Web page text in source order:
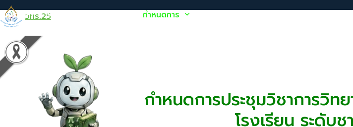
Skip
to
content
วทร.25
หน้าหลัก ลงทะเบียน/ประกาศผล กำหนดการ
กำหนดการประชุมวิชาการวิ
โรงเรียน ระดับ